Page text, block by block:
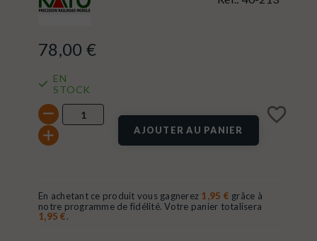
78,00 €
EN
STOCK
AJOUTER AU PANIER
favorite_border
En achetant ce produit vous gagnerez 1,95 € grâce à
notre programme de fidélité. Votre panier totalisera
1,95 €.